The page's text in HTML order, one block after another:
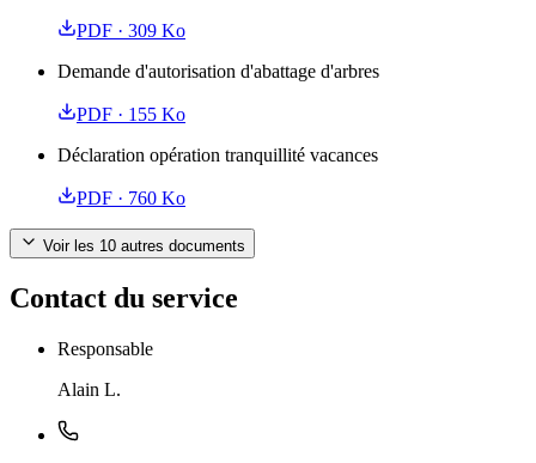
PDF · 309 Ko
Demande d'autorisation d'abattage d'arbres
PDF · 155 Ko
Déclaration opération tranquillité vacances
PDF · 760 Ko
Voir les 10 autres documents
Contact du service
Responsable
Alain L.